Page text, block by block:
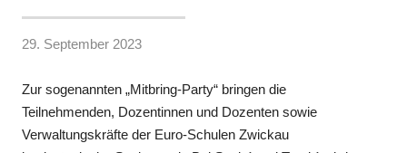
29. September 2023
Zur sogenannten „Mitbring-Party“ bringen die
Teilnehmenden, Dozentinnen und Dozenten sowie
Verwaltungskräfte der Euro-Schulen Zwickau